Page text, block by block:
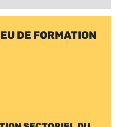
DE FORMATION